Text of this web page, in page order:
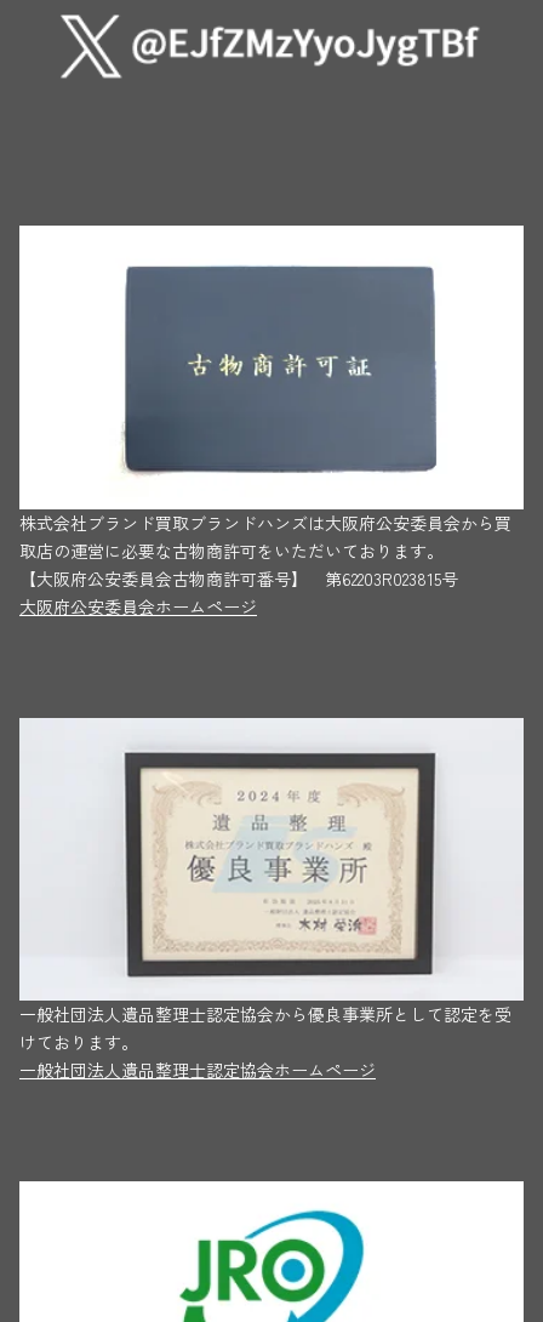
株式会社ブランド買取ブランドハンズは大阪府公安委員会から買
取店の運営に必要な古物商許可をいただいております。
【大阪府公安委員会古物商許可番号】 第62203R023815号
大阪府公安委員会ホームページ
一般社団法人遺品整理士認定協会から優良事業所として認定を受
けております。
一般社団法人遺品整理士認定協会ホームページ